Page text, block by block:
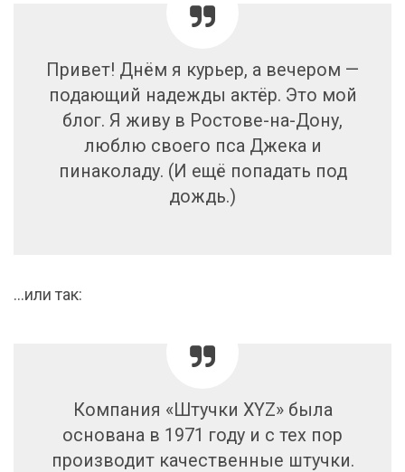
Привет! Днём я курьер, а вечером —
подающий надежды актёр. Это мой
блог. Я живу в Ростове-на-Дону,
люблю своего пса Джека и
пинаколаду. (И ещё попадать под
дождь.)
…или так:
Компания «Штучки XYZ» была
основана в 1971 году и с тех пор
производит качественные штучки.